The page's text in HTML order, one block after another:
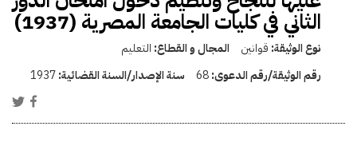
الثاني في كليات الجامعة المصرية (1937)
نوع الوثيقة: قوانين المجال و القطاع: التعليم
رقم الوثيقة/رقم الدعوى:68 سنة الإصدار/السنة القضائية:1937